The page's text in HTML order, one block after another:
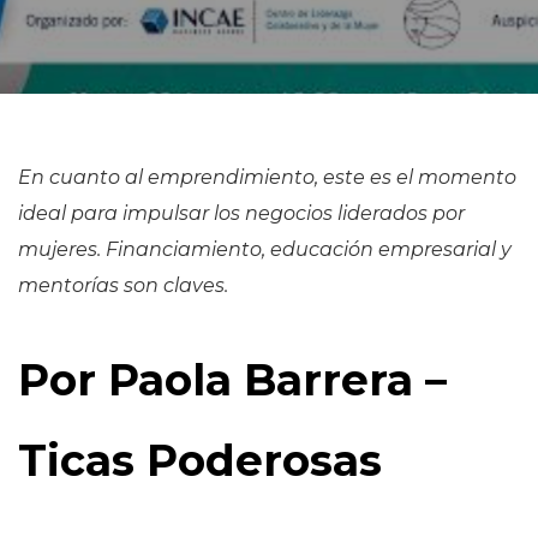
En cuanto al emprendimiento, este es el momento
ideal para impulsar los negocios liderados por
mujeres. Financiamiento, educación empresarial y
mentorías son claves.
Por Paola Barrera –
Ticas Poderosas